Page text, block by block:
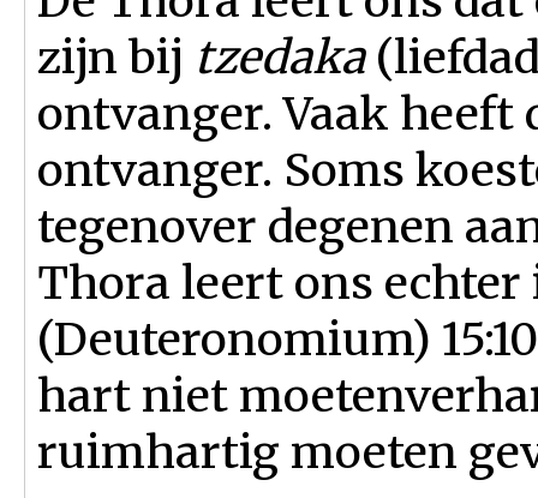
zijn bij tzedaka
ontvanger. Vaak heeft
ontvanger. Soms
tegenover degenen
Thora leert ons
(Deuteronomium)
hart niet
ruimhartig moeten